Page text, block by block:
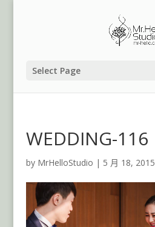
Select Page
WEDDING-116
by MrHelloStudio | 5 月 18, 2015